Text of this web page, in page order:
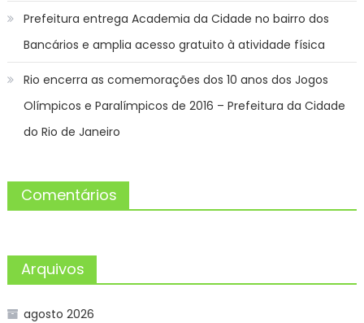
Prefeitura entrega Academia da Cidade no bairro dos
Bancários e amplia acesso gratuito à atividade física
Rio encerra as comemorações dos 10 anos dos Jogos
Olímpicos e Paralímpicos de 2016 – Prefeitura da Cidade
do Rio de Janeiro
Comentários
Arquivos
agosto 2026